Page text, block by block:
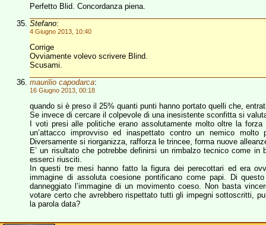
Perfetto Blid. Concordanza piena.
Stefano:
4 Giugno 2013, 10:40
Corrige
Ovviamente volevo scrivere Blind.
Scusami.
maurilio capodarca:
16 Giugno 2013, 00:18
quando si è preso il 25% quanti punti hanno portato quelli che,
Se invece di cercare il colpevole di una inesistente sconfitta si
I voti presi alle politiche erano assolutamente molto oltre la
un’attacco improvviso ed inaspettato contro un nemico
Diversamente si riorganizza, rafforza le trincee, forma nuove
E’ un risultato che potrebbe definirsi un rimbalzo tecnico come
esserci riusciti.
In questi tre mesi hanno fatto la figura dei perecottari ed era
immagine di assoluta coesione pontificano come papi. Di
danneggiato l’immagine di un movimento coeso. Non basta
votare certo che avrebbero rispettato tutti gli impegni sottoscritti,
la parola data?